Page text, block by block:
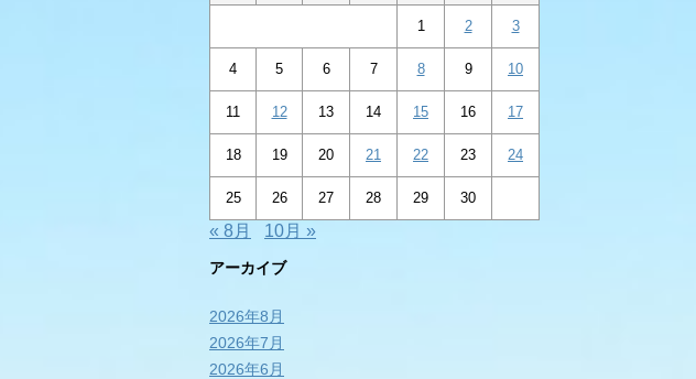
1 2 3
4 5 6 7 8 9 10
11 12 13 14 15 16 17
18 19 20 21 22 23 24
25 26 27 28 29 30
« 8月 10月 »
アーカイブ
2026年8月
2026年7月
2026年6月